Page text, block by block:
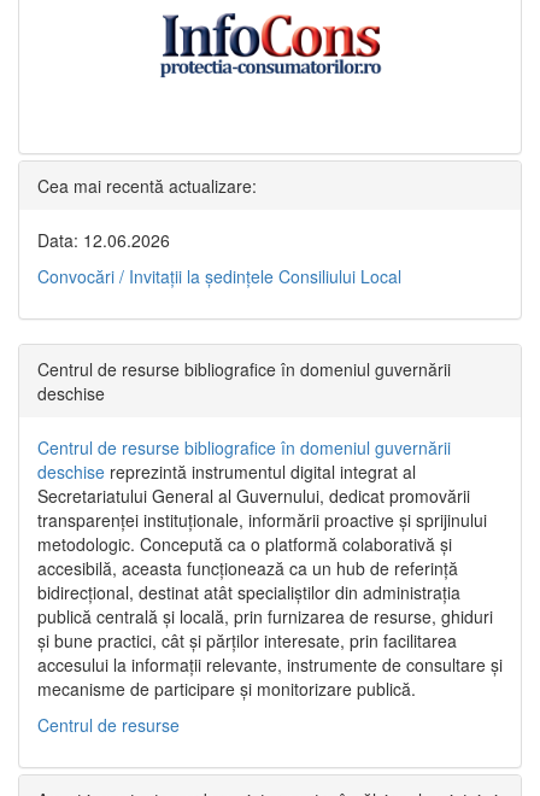
Cea mai recentă actualizare:
Data: 12.06.2026
Convocări / Invitaţii la şedinţele Consiliului Local
Centrul de resurse bibliografice în domeniul guvernării
deschise
Centrul de resurse bibliografice în domeniul guvernării
deschise reprezintă instrumentul digital integrat al
Secretariatului General al Guvernului, dedicat promovării
transparenței instituționale, informării proactive și sprijinului
metodologic. Concepută ca o platformă colaborativă și
accesibilă, aceasta funcționează ca un hub de referință
bidirecțional, destinat atât specialiștilor din administrația
publică centrală și locală, prin furnizarea de resurse, ghiduri
și bune practici, cât și părților interesate, prin facilitarea
accesului la informații relevante, instrumente de consultare și
mecanisme de participare și monitorizare publică.
Centrul de resurse